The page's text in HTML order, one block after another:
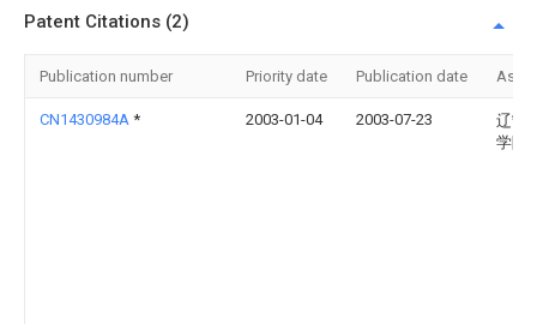
Patent Citations (2)
Publication number Priority date Publication date
CN1430984A * 2003-01-04 2003-07-23
辽宁
学院